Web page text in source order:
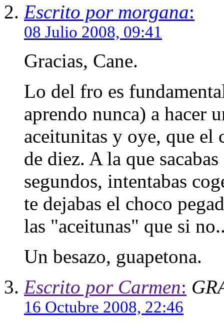
Escrito por morgana:
08 Julio 2008, 09:41
Gracias, Cane.
Lo del fro es
aprendo nunca) a hacer
aceitunitas y oye, que el
de diez. A la que
segundos, intentabas
te dejabas el choco
las "aceitunas" que si
Un besazo, guapetona.
Escrito por Carmen:
16 Octubre 2008, 22:46